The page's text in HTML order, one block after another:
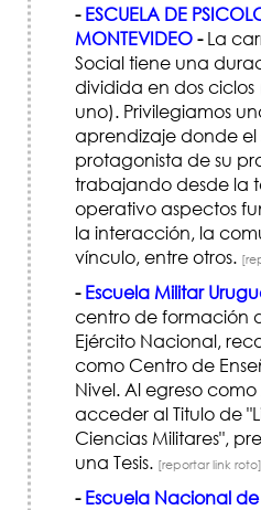
- ESCUELA DE
MONTEVIDEO-La
Social tiene una
dividida en dos
uno). Privilegiamos
aprendizaje donde el
protagonista de su
trabajando desde la
operativo aspectos
la interacción, la
vínculo, entre otros.
- Escuela Militar
centro de formación
Ejército Nacional,
como Centro de
Nivel. Al egreso
acceder al Titulo de
Ciencias Militares",
una Tesis. [reportar link roto]
- Escuela Nacional de